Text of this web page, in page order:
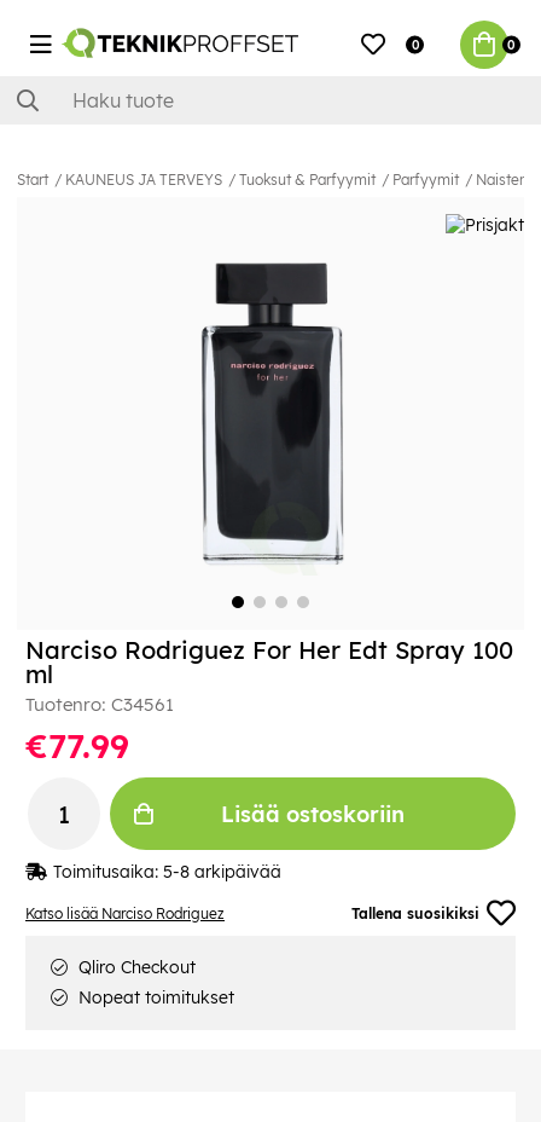
0 0
Start KAUNEUS JA TERVEYS Tuoksut & Parfyymit Parfyymit Naisten
Katso lisää Narciso Rodriguez Tallena suosikiksi
Narciso Rodriguez For Her Edt Spray 100
ml
Tuotenro: C34561
€77.99
Lisää ostoskoriin
Toimitusaika: 5-8 arkipäivää
Qliro Checkout
Nopeat toimitukset